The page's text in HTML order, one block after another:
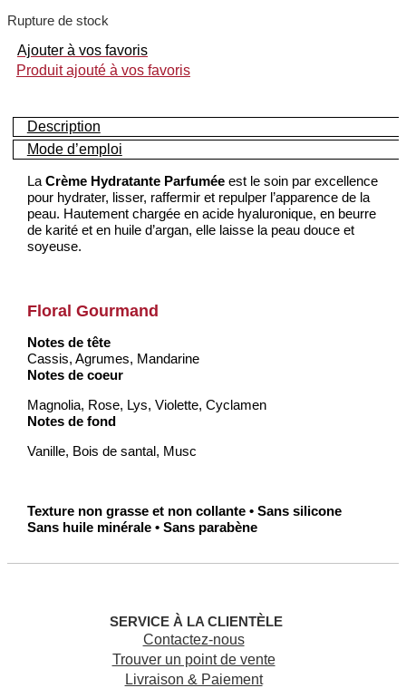
Rupture de stock
Ajouter à vos favoris
Produit ajouté à vos favoris
Description
Mode d’emploi
LaCrème Hydratante Parfumée est le soin par excellence
pour hydrater, lisser, raffermir et repulper l’apparence de la
peau. Hautement chargée en acide hyaluronique, en beurre
de karité et en huile d’argan, elle laisse la peau douce et
soyeuse.
Floral Gourmand
Notes de tête
Cassis, Agrumes, Mandarine
Notes de coeur
Magnolia, Rose, Lys, Violette, Cyclamen
Notes de fond
Vanille, Bois de santal, Musc
Texture non grasse et non collante • Sans silicone
Sans huile minérale • Sans parabène
SERVICE À LA CLIENTÈLE
Contactez-nous
Trouver un point de vente
Livraison & Paiement